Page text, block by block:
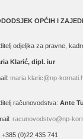
OPĆIH I
odjeljka za pravne,
Klarić, dipl. iur
maria.klaric@np-
računovodstva: Ante
racunovodstvo@np-
+385 (0)22 435 741